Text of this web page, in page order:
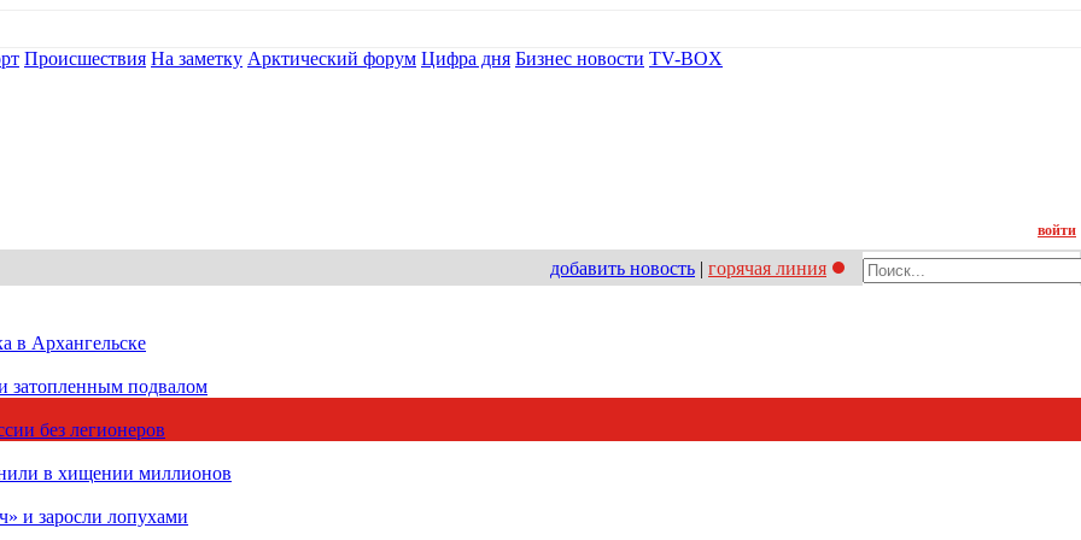
Происшествия На заметку Арктический форум Цифра дня Бизнес новости TV-BOX
войти
добавить новость | горячая линия
в Архангельске
затопленным подвалом
без легионеров
в хищении миллионов
и заросли лопухами